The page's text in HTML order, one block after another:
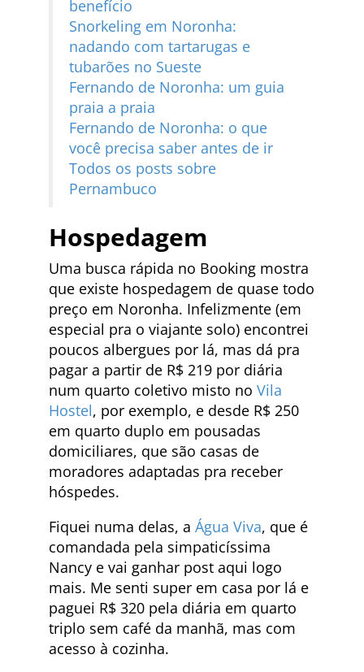
benefício
Snorkeling em Noronha:
nadando com tartarugas e
tubarões no Sueste
Fernando de Noronha: um guia
praia a praia
Fernando de Noronha: o que
você precisa saber antes de ir
Todos os posts sobre
Pernambuco
Hospedagem
Uma busca rápida no Booking mostra
que existe hospedagem de quase todo
preço em Noronha. Infelizmente (em
especial pra o viajante solo) encontrei
poucos albergues por lá, mas dá pra
pagar a partir de R$ 219 por diária
num quarto coletivo misto no Vila
Hostel, por exemplo, e desde R$ 250
em quarto duplo em pousadas
domiciliares, que são casas de
moradores adaptadas pra receber
hóspedes.
Fiquei numa delas, a Água Viva, que é
comandada pela simpaticíssima
Nancy e vai ganhar post aqui logo
mais. Me senti super em casa por lá e
paguei R$ 320 pela diária em quarto
triplo sem café da manhã, mas com
acesso à cozinha.